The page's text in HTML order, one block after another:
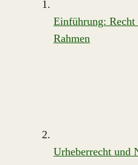
Einführung:
Rahmen
Urheberrecht und